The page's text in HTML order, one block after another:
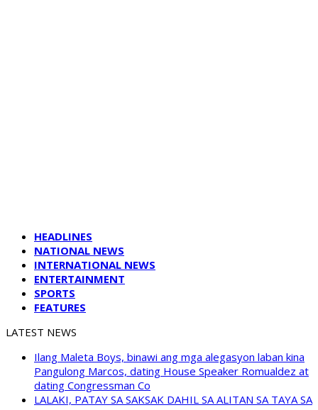
HEADLINES
NATIONAL NEWS
INTERNATIONAL NEWS
ENTERTAINMENT
SPORTS
FEATURES
LATEST NEWS
Ilang Maleta Boys, binawi ang mga alegasyon laban kina
Pangulong Marcos, dating House Speaker Romualdez at
dating Congressman Co
LALAKI, PATAY SA SAKSAK DAHIL SA ALITAN SA TAYA SA